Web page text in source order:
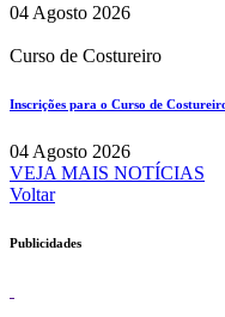
04 Agosto 2026
Curso de Costureiro
Inscrições para o Curso de
04 Agosto 2026
VEJA MAIS NOTÍCIAS
Voltar
Publicidades